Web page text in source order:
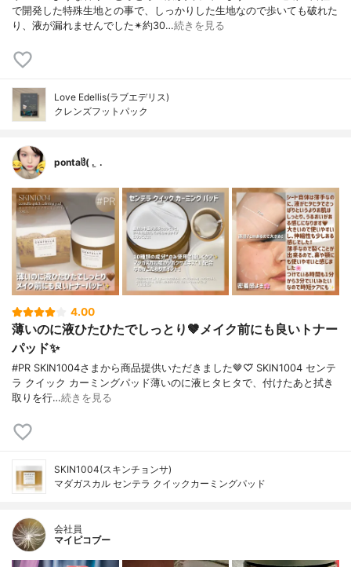
で開発した特殊生地との事で、しっかりした生地なので歩いても破れた
り、液が漏れませんでした✴約30…続きを見る
Love Edellis(ラブエデリス)
クレンズフットパック
pontaჱ̒( . ̫ .
4.00
薄いのに液ひたひたでしっとり🤎メイク前にも良いトナー
パッド✨️
#PR SKIN1004さまから商品提供いただきました🤎♡⃛ SKIN1004 センテ
ラ クイック カーミングパッド薄いのに液ヒタヒタで、付けたあと拭き
取りを行…続きを見る
SKIN1004(スキンチョンサ)
マダガスカル センテラ クイックカーミングパッド
会社員
マイピコブー